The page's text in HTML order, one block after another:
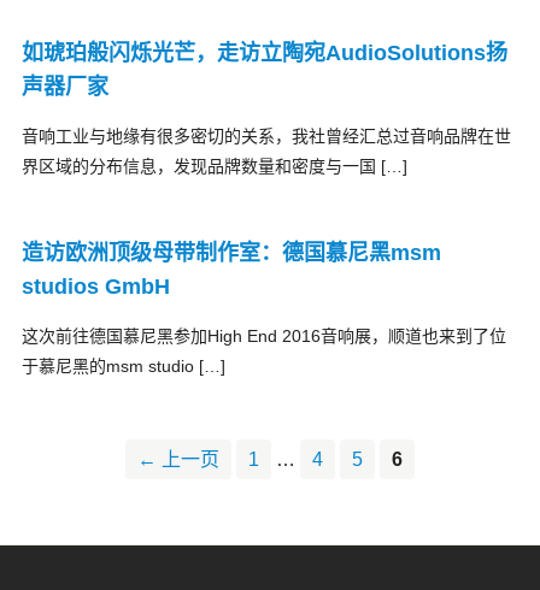
如琥珀般闪烁光芒，走访立陶宛AudioSolutions扬
声器厂家
音响工业与地缘有很多密切的关系，我社曾经汇总过音响品牌在世
界区域的分布信息，发现品牌数量和密度与一国 […]
造访欧洲顶级母带制作室：德国慕尼黑msm
studios GmbH
这次前往德国慕尼黑参加High End 2016音响展，顺道也来到了位
于慕尼黑的msm studio […]
← 上一页 1 … 4 5 6